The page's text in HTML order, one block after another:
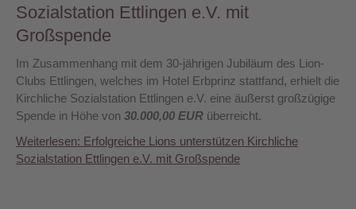
Sozialstation Ettlingen e.V. mit
Großspende
Im Zusammenhang mit dem 30-jährigen Jubiläum des Lion-
Clubs Ettlingen, welches im Hotel Erbprinz stattfand, erhielt die
Kirchliche Sozialstation Ettlingen e.V. eine äußerst großzügige
Spende in Höhe von 30.000,00 EUR überreicht.
Weiterlesen: Erfolgreiche Lions unterstützen Kirchliche
Sozialstation Ettlingen e.V. mit Großspende